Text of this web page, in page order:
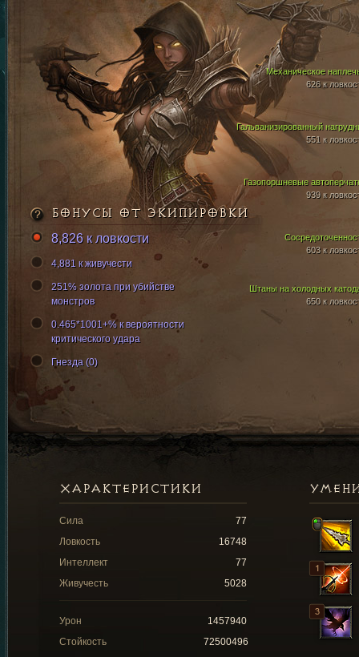
Гальванизированный
551 к
Газопоршневые
939 к
Механическое
626 к
Штаны на холодных
650 к
603 к
БОНУСЫ ОТ ЭКИПИРОВКИ
8,826 к ловкости
4,881 к живучести
251% золота при убийстве
монстров
0.465*1001+% к вероятности
критического удара
Гнезда (0)
ХАРАКТЕРИСТИКИ
Сила
77
Ловкость
16748
Интеллект
77
Живучесть
5028
Урон
1457940
Стойкость
72500496